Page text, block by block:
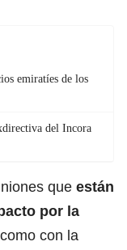
emiratíes de los
del Incora
que están
por la
con la